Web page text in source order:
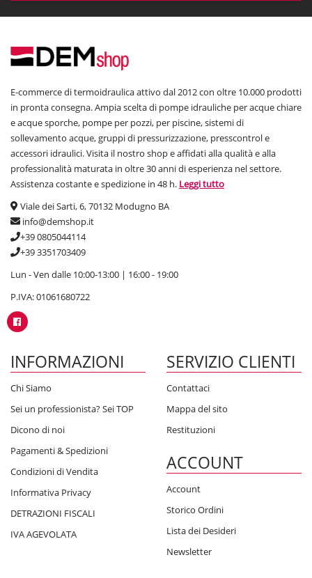
E-commerce di termoidraulica attivo dal 2012 con oltre 10.000 prodotti
in pronta consegna. Ampia scelta di pompe idrauliche per acque chiare
e acque sporche, pompe per pozzi, per piscine, sistemi di
sollevamento acque, gruppi di pressurizzazione, presscontrol e
accessori idraulici. Visita il nostro shop e affidati alla qualità e alla
professionalità maturata in oltre 30 anni di esperienza nel settore.
Assistenza costante e spedizione in 48 h. Leggi tutto
Viale dei Sarti, 6, 70132 Modugno BA
info@demshop.it
+39 0805044114
+39 3351703409
Lun - Ven dalle 10:00-13:00 | 16:00 - 19:00
P.IVA: 01061680722
INFORMAZIONI
Chi Siamo
Sei un professionista? Sei TOP
Dicono di noi
Pagamenti & Spedizioni
Condizioni di Vendita
Informativa Privacy
DETRAZIONI FISCALI
IVA AGEVOLATA
SERVIZIO CLIENTI
Contattaci
Mappa del sito
Restituzioni
ACCOUNT
Account
Storico Ordini
Lista dei Desideri
Newsletter